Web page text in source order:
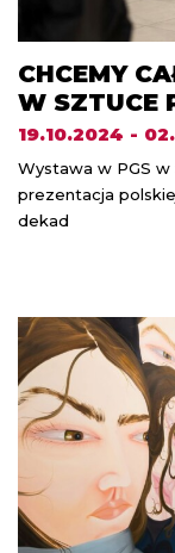
CHCEMY
W SZTUCE
19.10.2024 -
Wystawa w PGS
prezentacja
dekad